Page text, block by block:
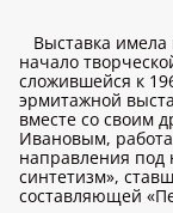
Выставка
начало
сложившейся к
эрмитажной
вместе со своим
Ивановым,
направления под
синтетизм»,
составляющей